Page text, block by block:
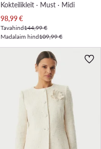
Kokteilikleit · Must · Midi
Praegune hind
98,99€
Tavahind144,99 €
Madalaim hind109,99 €